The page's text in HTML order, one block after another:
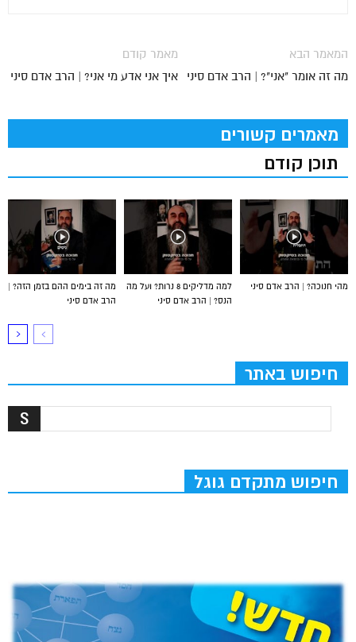
מאמר קודם
איך אני אדע מי אני? | הרב אדם סיני
המאמר הבא
מה זה אומר "אני"? | הרב אדם סיני
מאמרים קשורים
תוכן קודם
מה זה בימים ההם בזמן הזה? |
הרב אדם סיני
למה מדליקים 8 נרות? ועל מה
הנס? | הרב אדם סיני
מהי חנוכה? | הרב אדם סיני
חיפוש באתר
חיפוש מתקדם גוגל